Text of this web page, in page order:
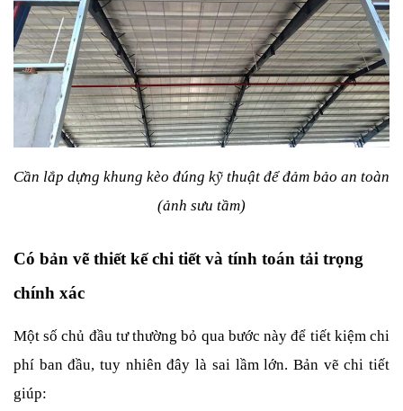
Cần lắp dựng khung kèo đúng kỹ thuật để đảm bảo an toàn
(ảnh sưu tầm)
Có bản vẽ thiết kế chi tiết và tính toán tải trọng
chính xác
Một số chủ đầu tư thường bỏ qua bước này để tiết kiệm chi
phí ban đầu, tuy nhiên đây là sai lầm lớn. Bản vẽ chi tiết
giúp: